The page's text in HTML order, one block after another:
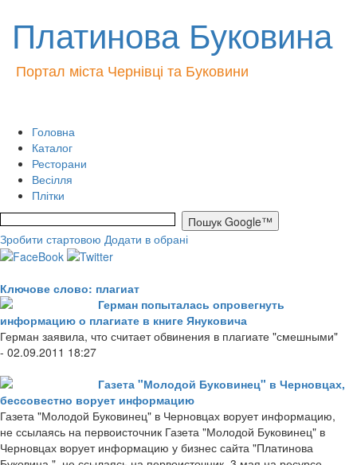
Платинова Буковина
Портал міста Чернівці та Буковини
Головна
Каталог
Ресторани
Весілля
Плітки
Зробити стартовою Додати в обрані
Ключове слово: плагиат
Герман попыталась опровегнуть
информацию о плагиате в книге Януковича
Герман заявила, что считает обвинения в плагиате "смешными"
- 02.09.2011 18:27
Газета "Молодой Буковинец" в Черновцах,
бессовестно ворует информацию
Газета "Молодой Буковинец" в Черновцах ворует информацию,
не ссылаясь на первоисточник Газета "Молодой Буковинец" в
Черновцах ворует информацию у бизнес сайта "Платинова